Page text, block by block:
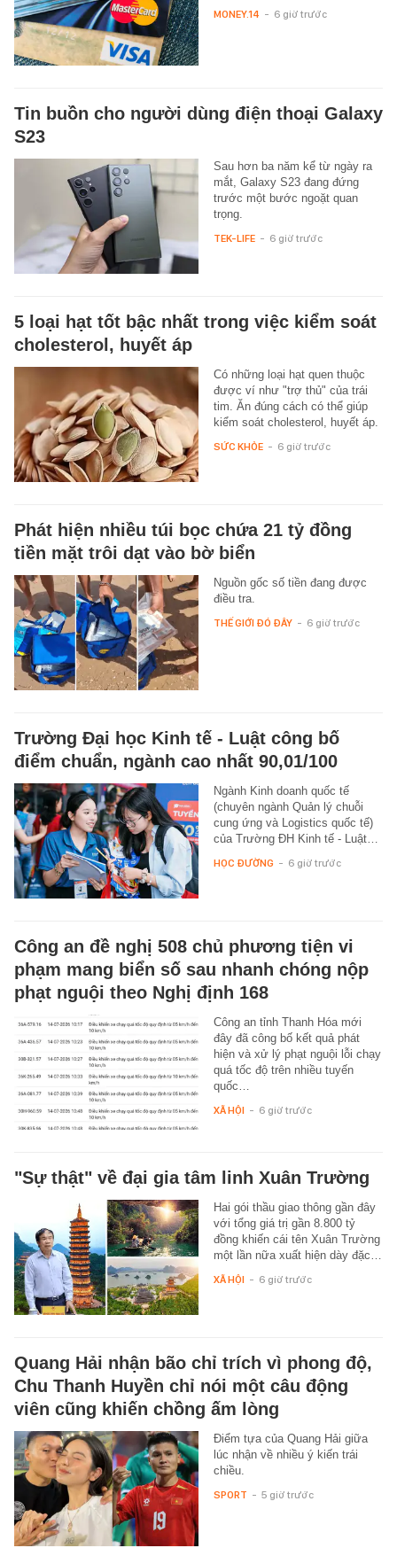
MONEY.14 - 6 giờ trước
Tin buồn cho người dùng điện thoại Galaxy
S23
Sau hơn ba năm kể từ ngày ra
mắt, Galaxy S23 đang đứng
trước một bước ngoặt quan
trọng.
TEK-LIFE - 6 giờ trước
5 loại hạt tốt bậc nhất trong việc kiểm soát
cholesterol, huyết áp
Có những loại hạt quen thuộc
được ví như "trợ thủ" của trái
tim. Ăn đúng cách có thể giúp
kiểm soát cholesterol, huyết áp.
SỨC KHỎE - 6 giờ trước
Phát hiện nhiều túi bọc chứa 21 tỷ đồng
tiền mặt trôi dạt vào bờ biển
Nguồn gốc số tiền đang được
điều tra.
THẾ GIỚI ĐÓ ĐÂY - 6 giờ trước
Trường Đại học Kinh tế - Luật công bố
điểm chuẩn, ngành cao nhất 90,01/100
Ngành Kinh doanh quốc tế
(chuyên ngành Quản lý chuỗi
cung ứng và Logistics quốc tế)
của Trường ĐH Kinh tế - Luật…
HỌC ĐƯỜNG - 6 giờ trước
Công an đề nghị 508 chủ phương tiện vi
phạm mang biển số sau nhanh chóng nộp
phạt nguội theo Nghị định 168
Công an tỉnh Thanh Hóa mới
đây đã công bố kết quả phát
hiện và xử lý phạt nguội lỗi chạy
quá tốc độ trên nhiều tuyến
quốc…
XÃ HỘI - 6 giờ trước
"Sự thật" về đại gia tâm linh Xuân Trường
Hai gói thầu giao thông gần đây
với tổng giá trị gần 8.800 tỷ
đồng khiến cái tên Xuân Trường
một lần nữa xuất hiện dày đặc…
XÃ HỘI - 6 giờ trước
Quang Hải nhận bão chỉ trích vì phong độ,
Chu Thanh Huyền chỉ nói một câu động
viên cũng khiến chồng ấm lòng
Điểm tựa của Quang Hải giữa
lúc nhận về nhiều ý kiến trái
chiều.
SPORT - 5 giờ trước